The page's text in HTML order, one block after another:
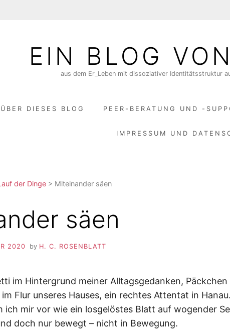
EIN BLOG
aus dem Er_Leben mit dissoziativer Identitätsstruktur
ÜBER DIESES BLOG PEER-BERATUNG UND -
IMPRESSUM UND
der Dinge > Miteinander säen
säen
2020 by H. C. ROSENBLATT
im Hintergrund meiner Alltagsgedanken, Päckchen
Flur unseres Hauses, ein rechtes Attentat in
ich mir vor wie ein losgelöstes Blatt auf wogender
doch nur bewegt – nicht in Bewegung.